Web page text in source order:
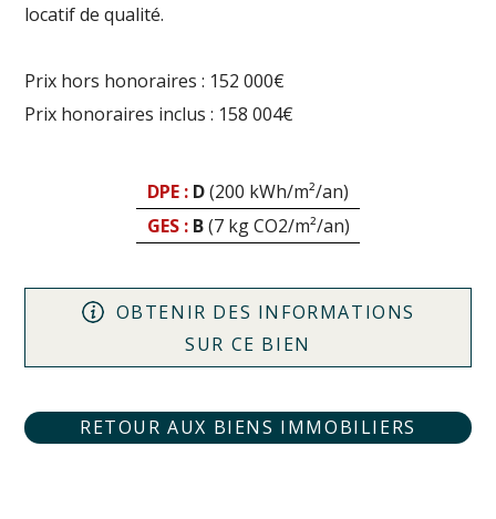
locatif de qualité.
Prix hors honoraires : 152 000€
Prix honoraires inclus : 158 004€
DPE : D(200 kWh/m²/an)
GES : B(7 kg CO2/m²/an)
OBTENIR DES INFORMATIONS
SUR CE BIEN
RETOUR AUX BIENS IMMOBILIERS